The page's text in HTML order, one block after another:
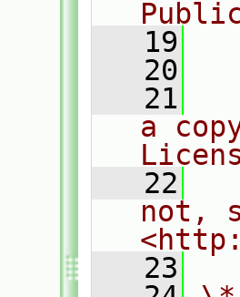
   19
   20
   21
a
   22
not,
   23